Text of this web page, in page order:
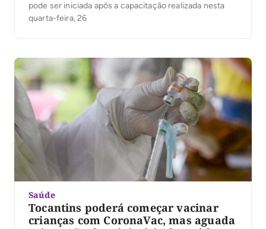
pode ser iniciada após a capacitação realizada nesta
quarta-feira, 26
Saúde
Tocantins poderá começar vacinar
crianças com CoronaVac, mas aguada